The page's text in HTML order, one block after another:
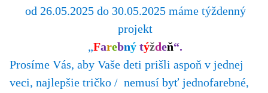
od 26.05.2025 do 30.05.2025 máme týždenný
projekt
„Farebný týždeň“.
Prosíme Vás, aby Vaše deti prišli aspoň v jednej
veci, najlepšie tričko / nemusí byť jednofarebné,